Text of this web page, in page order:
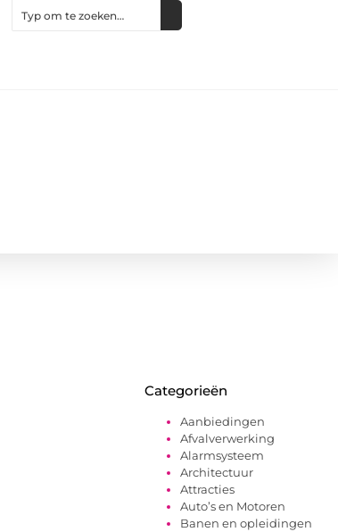
Categorieën
Aanbiedingen
Afvalverwerking
Alarmsysteem
Architectuur
Attracties
Auto’s en Motoren
Banen en opleidingen